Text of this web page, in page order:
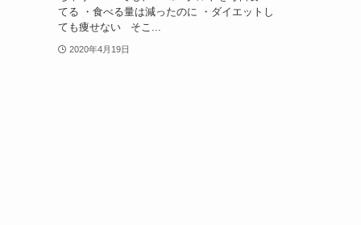
てる ・食べる量は減ったのに ・ダイエットし
ても痩せない そこ...
2020年4月19日